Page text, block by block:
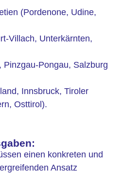
(Pordenone, Udine,
Villach, Unterkärnten,
Pinzgau-Pongau, Salzburg
Innsbruck, Tiroler
Osttirol).
einen konkreten und
Ansatz